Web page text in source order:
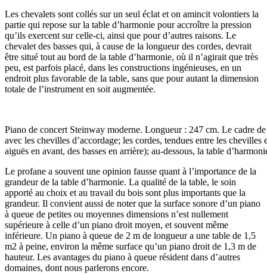
Les chevalets sont collés sur un seul éclat et on amincit volontiers la
partie qui repose sur la table d’harmonie pour accroître la pression
qu’ils exercent sur celle-ci, ainsi que pour d’autres raisons. Le
chevalet des basses qui, à cause de la longueur des cordes, devrait
être situé tout au bord de la table d’harmonie, où il n’agirait que très
peu, est parfois placé, dans les constructions ingénieuses, en un
endroit plus favorable de la table, sans que pour autant la dimension
totale de l’instrument en soit augmentée.
Piano de concert Steinway moderne. Longueur : 247 cm. Le cadre
avec les chevilles d’accordage; les cordes, tendues entre les
aiguës en avant, des basses en arrière); au-dessous, la table
Le profane a souvent une opinion fausse quant à l’importance de la
grandeur de la table d’harmonie. La qualité de la table, le soin
apporté au choix et au travail du bois sont plus importants que la
grandeur. Il convient aussi de noter que la surface sonore d’un piano
à queue de petites ou moyennes dimensions n’est nullement
supérieure à celle d’un piano droit moyen, et souvent même
inférieure. Un piano à queue de 2 m de longueur a une table de 1,5
m2 à peine, environ la même surface qu’un piano droit de 1,3 m de
hauteur. Les avantages du piano à queue résident dans d’autres
domaines, dont nous parlerons encore.